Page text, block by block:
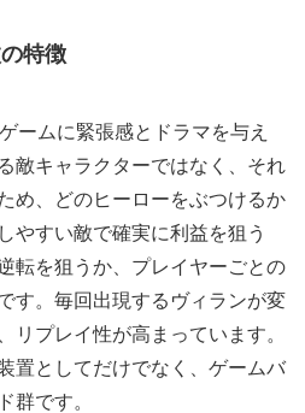
特徴
ームに緊張感とドラマを与え
敵キャラクターではなく、それ
め、どのヒーローをぶつけるか
やすい敵で確実に利益を狙う
転を狙うか、プレイヤーごとの
す。毎回出現するヴィランが変
リプレイ性が高まっています。
置としてだけでなく、ゲームバ
群です。